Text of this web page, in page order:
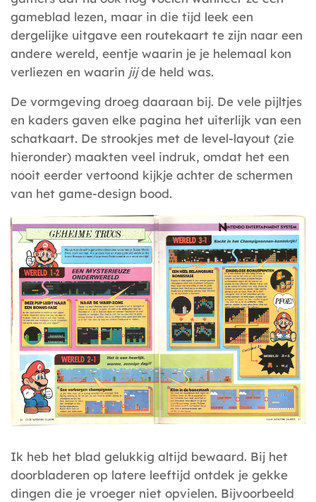
gameblad lezen, maar in die tijd leek een
dergelijke uitgave een routekaart te zijn naar een
andere wereld, eentje waarin je je helemaal kon
verliezen en waarin jijde held was.
De vormgeving droeg daaraan bij. De vele pijltjes
en kaders gaven elke pagina het uiterlijk van een
schatkaart. De strookjes met de level-layout (zie
hieronder) maakten veel indruk, omdat het een
nooit eerder vertoond kijkje achter de schermen
van het game-design bood.
Ik heb het blad gelukkig altijd bewaard. Bij het
doorbladeren op latere leeftijd ontdek je gekke
dingen die je vroeger niet opvielen. Bijvoorbeeld